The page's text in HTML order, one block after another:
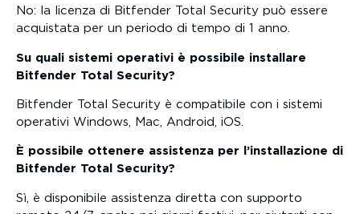
No: la licenza di Bitfender Total Security può essere
acquistata per un periodo di tempo di 1 anno.
Su quali sistemi operativi è possibile installare
Bitfender Total Security?
Bitfender Total Security è compatibile con i sistemi
operativi Windows, Mac, Android, iOS.
È possibile ottenere assistenza per l’installazione di
Bitfender Total Security?
Sì, è disponibile assistenza diretta con supporto